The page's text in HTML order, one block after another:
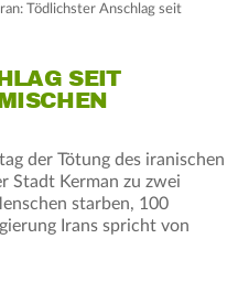
Tödlichster Anschlag seit
SEIT
der Tötung des iranischen
Stadt Kerman zu zwei
starben, 100
Irans spricht von